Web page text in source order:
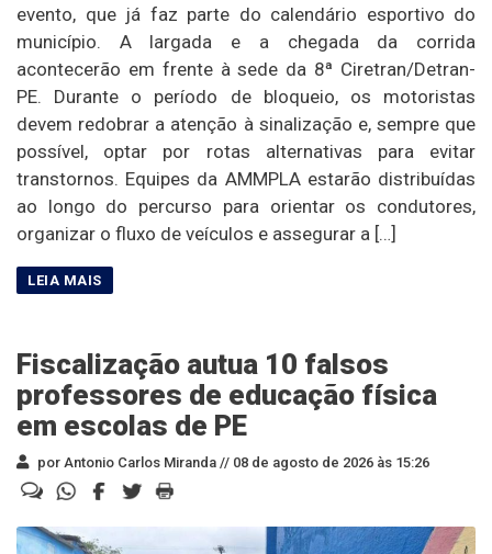
evento, que já faz parte do calendário esportivo do
município. A largada e a chegada da corrida
acontecerão em frente à sede da 8ª Ciretran/Detran-
PE. Durante o período de bloqueio, os motoristas
devem redobrar a atenção à sinalização e, sempre que
possível, optar por rotas alternativas para evitar
transtornos. Equipes da AMMPLA estarão distribuídas
ao longo do percurso para orientar os condutores,
organizar o fluxo de veículos e assegurar a […]
Fiscalização autua 10 falsos
professores de educação física
em escolas de PE
por Antonio Carlos Miranda // 08 de agosto de 2026 às 15:26